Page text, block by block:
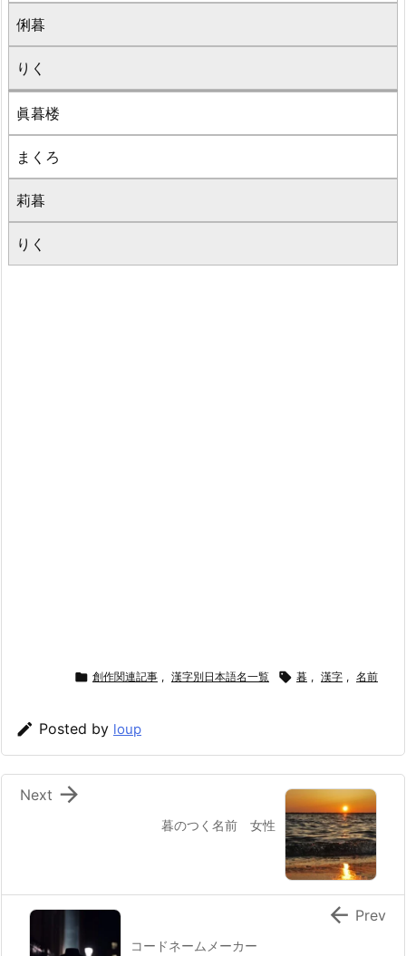
俐暮
りく
眞暮楼
まくろ
莉暮
りく
 創作関連記事 , 漢字別日本語名一覧  暮 , 漢字 , 名前
 Posted by loup
暮のつく名前 女性

Next
コードネームメーカー
 Prev